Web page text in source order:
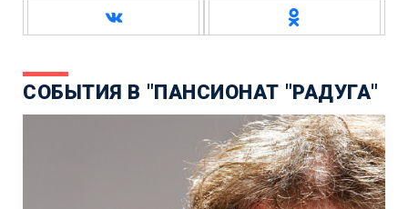
СОБЫТИЯ В "ПАНСИОНАТ "РАДУГА"